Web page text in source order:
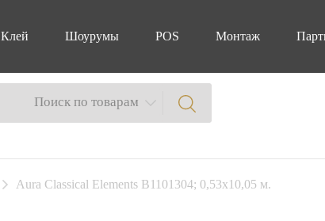
Клей Шоурумы POS Монтаж
Поиск по товарам
Aura Classical Elements B1101304; 0,53x10,05 м.